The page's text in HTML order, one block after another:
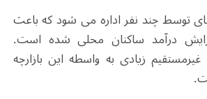
توسط چند نفر اداره می شود که باعث
درآمد ساکنان محلی شده است.
زیادی به واسطه این بازارچه